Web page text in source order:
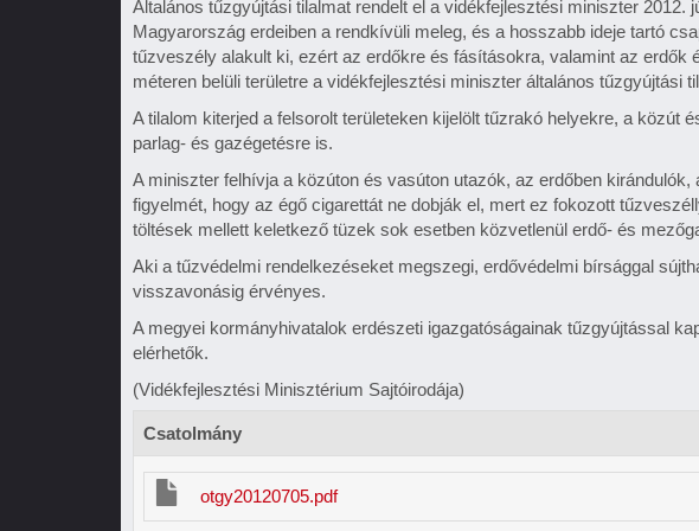
Általános tűzgyújtási tilalmat rendelt el a vidékfejlesztési miniszter 2012.
Magyarország erdeiben a rendkívüli meleg, és a hosszabb ideje tartó
tűzveszély alakult ki, ezért az erdőkre és fásításokra, valamint az erdők
méteren belüli területre a vidékfejlesztési miniszter általános tűzgyújtási
A tilalom kiterjed a felsorolt területeken kijelölt tűzrakó helyekre, a közút
parlag- és gazégetésre is.
A miniszter felhívja a közúton és vasúton utazók, az erdőben
figyelmét, hogy az égő cigarettát ne dobják el, mert ez fokozott
töltések mellett keletkező tüzek sok esetben közvetlenül erdő- és
Aki a tűzvédelmi rendelkezéseket megszegi, erdővédelmi bírsággal
visszavonásig érvényes.
A megyei kormányhivatalok erdészeti igazgatóságainak tűzgyújtással
elérhetők.
(Vidékfejlesztési Minisztérium Sajtóirodája)
Csatolmány
otgy20120705.pdf